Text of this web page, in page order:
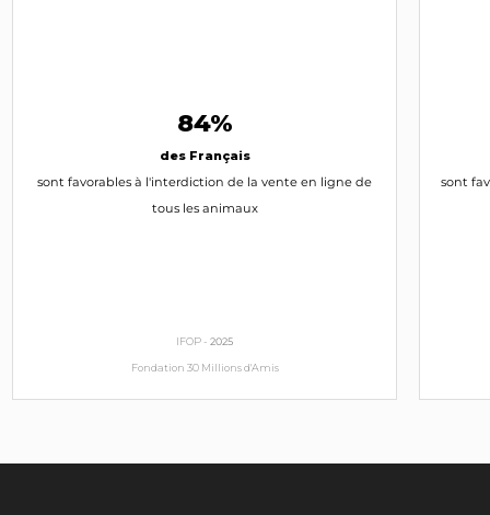
84%
des Français
sont favorables à l'interdiction de la vente en ligne de
tous les animaux
IFOP -2025
Fondation 30 Millions d'Amis
sont